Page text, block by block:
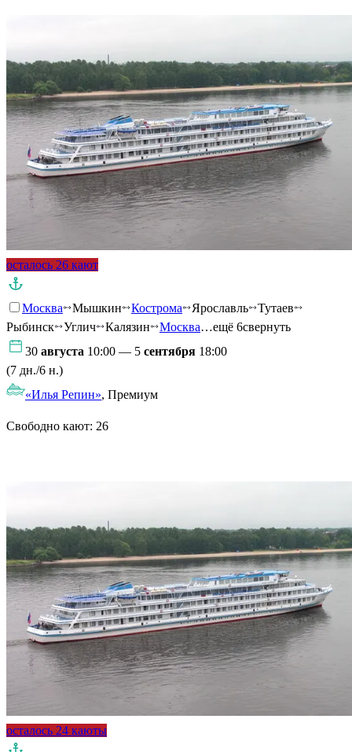
осталось 26 кают
Москва Мышкин Кострома Ярославль
Тутаев
Рыбинск
Углич Калязин Москва…ещё 6свернуть
30 августа 10:00 — 5 сентября 18:00
(7 дн./6 н.)
«Илья Репин», Премиум
Свободно кают: 26
осталось 24 каюты